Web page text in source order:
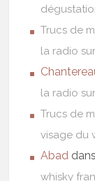
Trucs de
la radio
la radio
Trucs de
visage du
Abad dans
whisky